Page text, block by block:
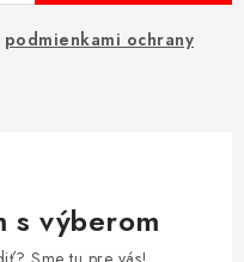
podmienkami ochrany
s výberom